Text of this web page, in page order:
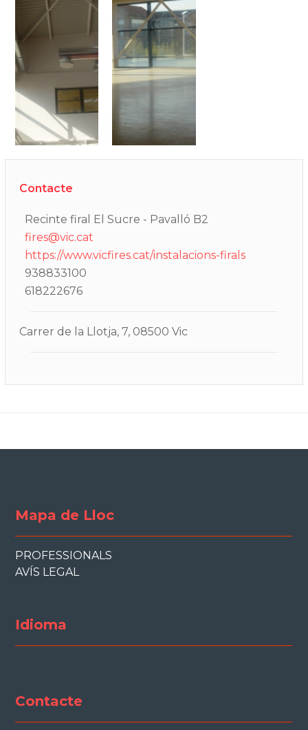
Contacte
Recinte firal El Sucre - Pavalló B2
fires@vic.cat
https://www.vicfires.cat/instalacions-firals
938833100
618222676
Carrer de la Llotja, 7, 08500 Vic
Mapa de Lloc
PROFESSIONALS
AVÍS LEGAL
Idioma
Contacte